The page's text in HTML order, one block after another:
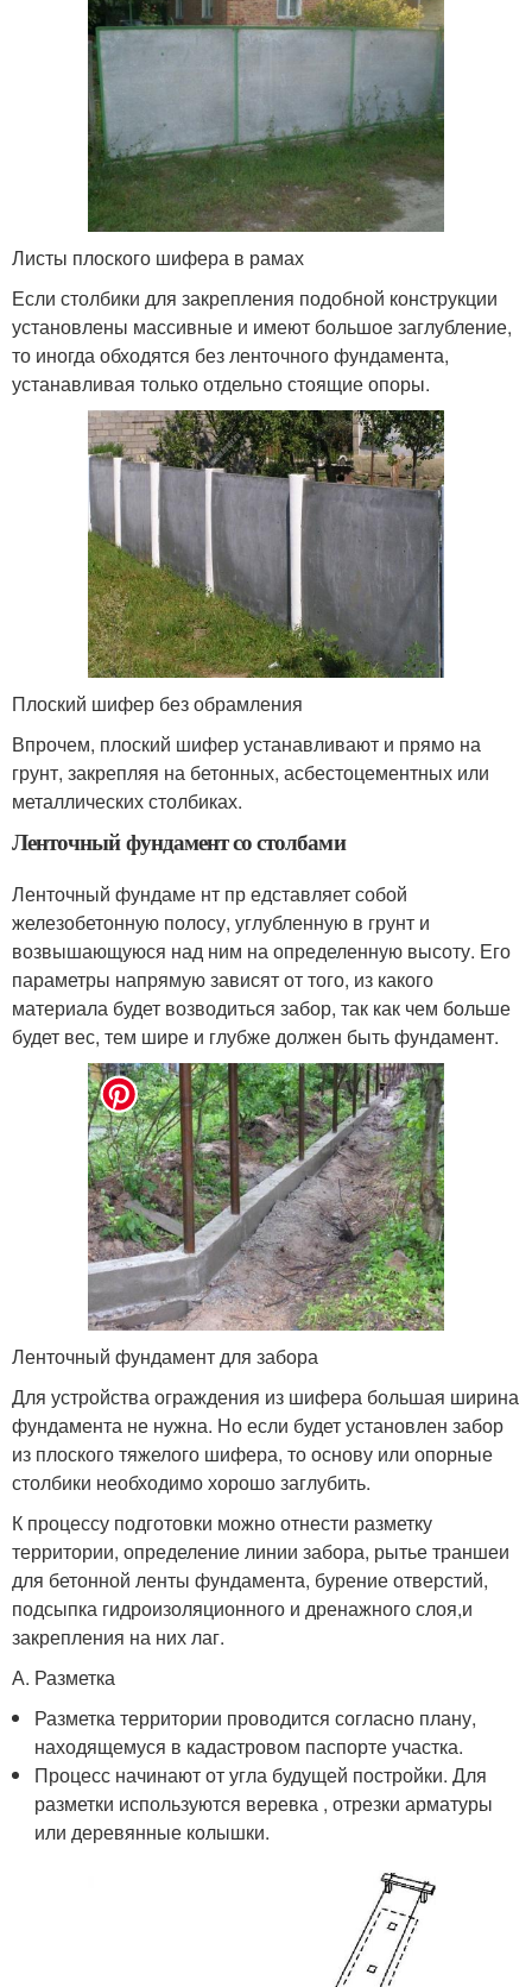
Листы плоского шифера в рамах
Если столбики для закрепления подобной конструкции
установлены массивные и имеют большое заглубление,
то иногда обходятся без ленточного фундамента,
устанавливая только отдельно стоящие опоры.
Плоский шифер без обрамления
Впрочем, плоский шифер устанавливают и прямо на
грунт, закрепляя на бетонных, асбестоцементных или
металлических столбиках.
Ленточный фундамент со столбами
Ленточный фундаме нт пр едставляет собой
железобетонную полосу, углубленную в грунт и
возвышающуюся над ним на определенную высоту. Его
параметры напрямую зависят от того, из какого
материала будет возводиться забор, так как чем больше
будет вес, тем шире и глубже должен быть фундамент.
Ленточный фундамент для забора
Для устройства ограждения из шифера большая ширина
фундамента не нужна. Но если будет установлен забор
из плоского тяжелого шифера, то основу или опорные
столбики необходимо хорошо заглубить.
К процессу подготовки можно отнести разметку
территории, определение линии забора, рытье траншеи
для бетонной ленты фундамента, бурение отверстий,
подсыпка гидроизоляционного и дренажного слоя,и
закрепления на них лаг.
А. Разметка
Разметка территории проводится согласно плану,
находящемуся в кадастровом паспорте участка.
Процесс начинают от угла будущей постройки. Для
разметки используются веревка , отрезки арматуры
или деревянные колышки.